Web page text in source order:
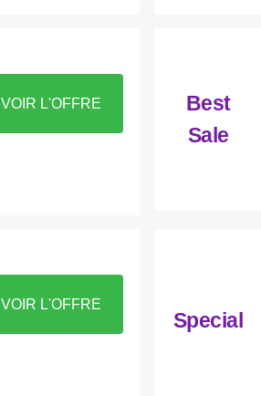
VOIR L'OFFRE
Best
Sale
VOIR L'OFFRE
Special